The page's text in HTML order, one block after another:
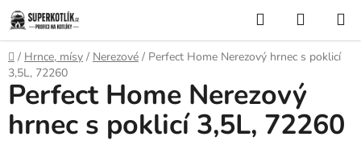
Přejít
na
obsah
Hledat
KOŠÍK
Domů
/ Hrnce, mísy / Nerezové / Perfect Home Nerezový hrnec s poklicí
3,5L, 72260
Perfect Home Nerezový
hrnec s poklicí 3,5L, 72260